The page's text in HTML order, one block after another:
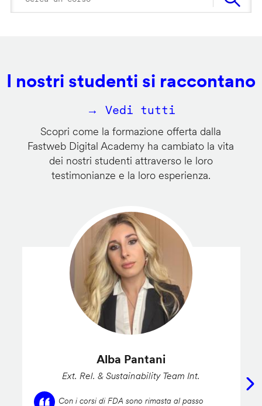
I nostri studenti si raccontano
→ Vedi tutti
Scopri come la formazione offerta dalla
Fastweb Digital Academy ha cambiato la vita
dei nostri studenti attraverso le loro
testimonianze e la loro esperienza.
Alba Pantani
Ext. Rel. & Sustainability Team Int.
Con i corsi di FDA sono rimasta al passo